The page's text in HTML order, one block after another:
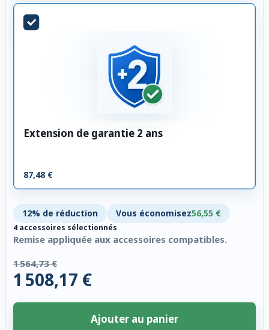
Extension de garantie 2 ans
87,48 €
12% de réduction Vous économisez56,55 €
4 accessoires sélectionnés
Remise appliquée aux accessoires compatibles.
1 564,73 €
1 508,17 €
Ajouter au panier